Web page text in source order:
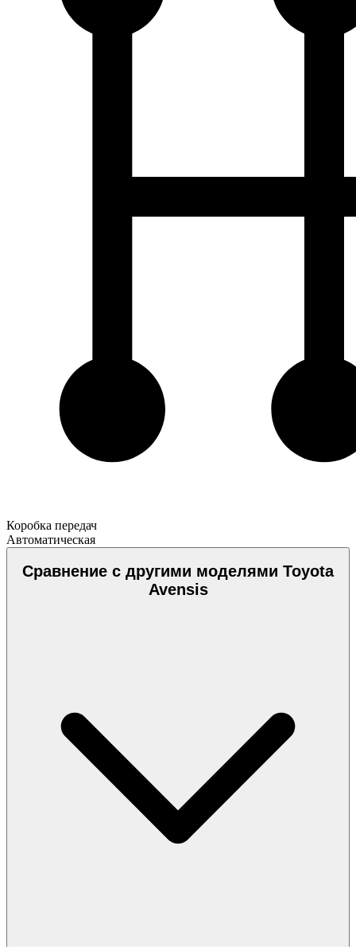
Коробка передач
Автоматическая
Сравнение с другими моделями Toyota
Avensis